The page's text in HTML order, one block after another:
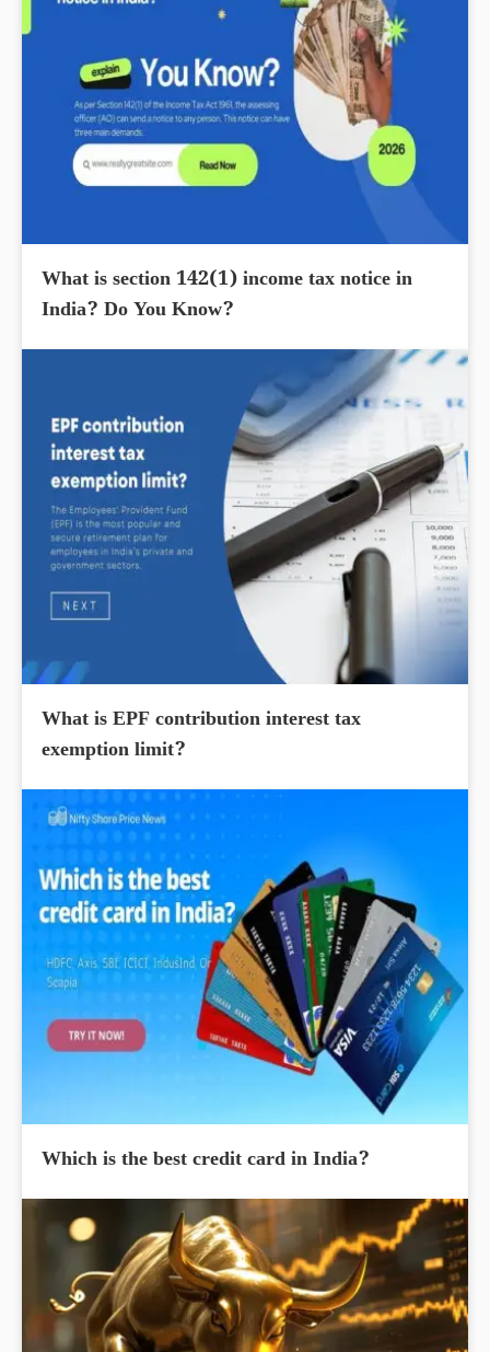
What is section 142(1) income tax notice in
India? Do You Know?
What is EPF contribution interest tax
exemption limit?
Which is the best credit card in India?